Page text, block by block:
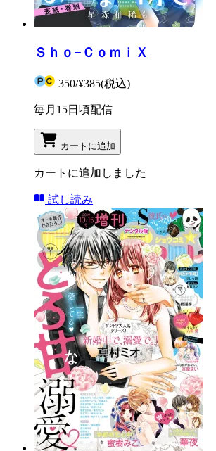
Ｓｈｏ−ＣｏｍｉＸ
350/¥385(税込)
毎月15日頃配信
カートに追加
カートに追加しました
試し読み